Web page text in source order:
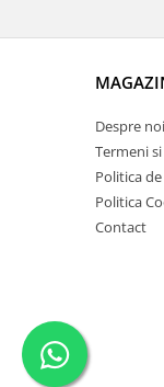
Despre noi
Termeni
Politica
Politica
Contact